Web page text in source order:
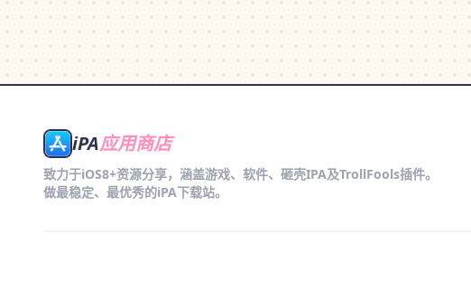
iPA应用商店
致力于iOS8+资源分享，涵盖游戏、软件、砸壳IPA及TrollFools插件。
做最稳定、最优秀的iPA下载站。